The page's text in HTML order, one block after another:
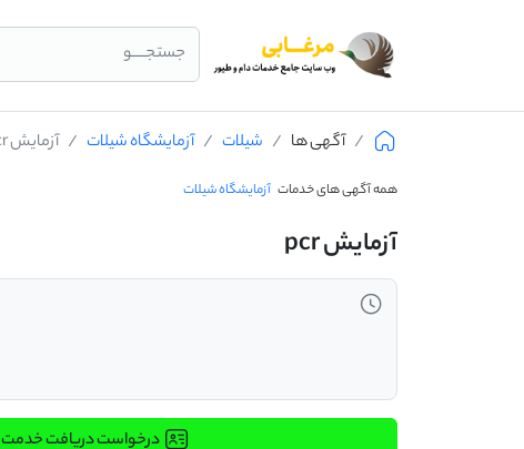
جستجــــو
آگهی ها شیلات آزمایشگاه شیلات آزمایش pcr
همه آگهی های خدمات آزمایشگاه شیلات
آزمایش pcr
درخواست دریافت خدمت